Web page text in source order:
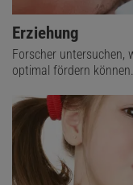
Erziehung
Forscher untersuchen,
optimal fördern können.